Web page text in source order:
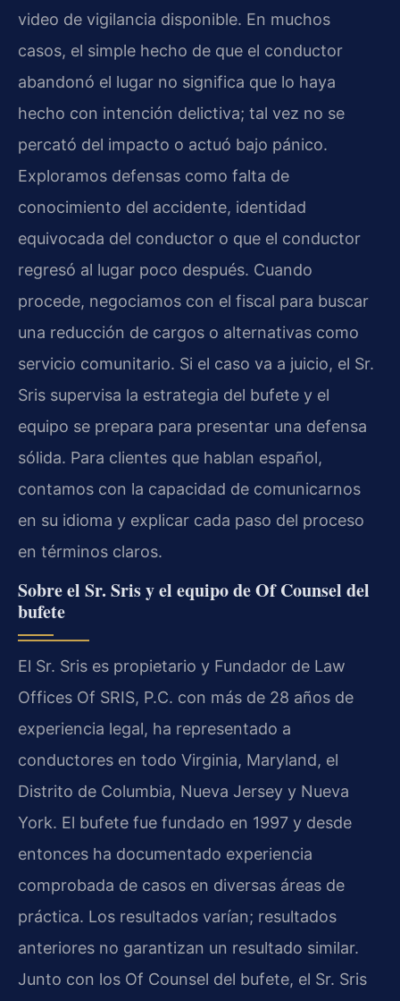
video de vigilancia disponible. En muchos
casos, el simple hecho de que el conductor
abandonó el lugar no significa que lo haya
hecho con intención delictiva; tal vez no se
percató del impacto o actuó bajo pánico.
Exploramos defensas como falta de
conocimiento del accidente, identidad
equivocada del conductor o que el conductor
regresó al lugar poco después. Cuando
procede, negociamos con el fiscal para buscar
una reducción de cargos o alternativas como
servicio comunitario. Si el caso va a juicio, el Sr.
Sris supervisa la estrategia del bufete y el
equipo se prepara para presentar una defensa
sólida. Para clientes que hablan español,
contamos con la capacidad de comunicarnos
en su idioma y explicar cada paso del proceso
en términos claros.
Sobre el Sr. Sris y el equipo de Of Counsel del
bufete
El Sr. Sris es propietario y Fundador de Law
Offices Of SRIS, P.C. con más de 28 años de
experiencia legal, ha representado a
conductores en todo Virginia, Maryland, el
Distrito de Columbia, Nueva Jersey y Nueva
York. El bufete fue fundado en 1997 y desde
entonces ha documentado experiencia
comprobada de casos en diversas áreas de
práctica. Los resultados varían; resultados
anteriores no garantizan un resultado similar.
Junto con los Of Counsel del bufete, el Sr. Sris